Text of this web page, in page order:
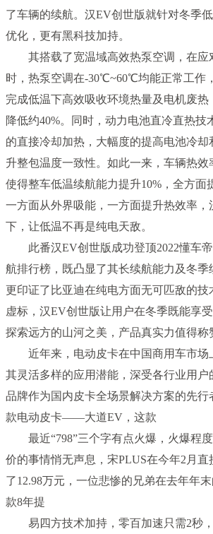
了车辆的续航。汉EV创世版就针对冬季
优化，更有黑科技加持。
其搭载了宽温域高效热泵空调，在应
时，热泵空调在-30℃~60℃均能正常工作
完成低温下高效吸收环境热量及电机废热
降低约40%。同时，动力电池直冷直热技
的直接冷却加热，大幅度的提高电池冷却
升整包温度一致性。如此一来，车辆热效
使得整车低温续航能力提升10%，全方面
一方面从外界吸能，一方面提升热效率，
下，让低温不再是纯电天敌。
此番汉EV创世版成功登顶2022懂车帝
航排行榜，既凸显了其长续航能力及冬季
更印证了比亚迪在纯电方面无可匹敌的技
虚标，汉EV创世版让用户在冬季既能享
探索远方的山河之美，产品真实力值得称
近年来，电动皮卡在中国商用车市场
其灵活多样的应用潜能，深受各行业用户
品牌作为国内皮卡全场景解决方案的先行
款电动皮卡——大道EV，这款
最近“798”三个字有点火爆，火爆程度
价的事情悄无声息，宋PLUS在今年2月直
了12.98万元，一位悲惨的兄弟在去年年
款8年提
易四方技术加持，零百加速只需2秒